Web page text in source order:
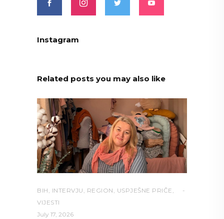
Instagram
Related posts you may also like
BIH , INTERVJU , REGION , USPJEŠNE PRIČE ,
VIJESTI
July 17, 2026